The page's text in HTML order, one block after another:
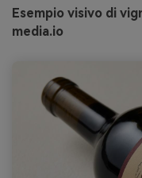
Esempio visivo di
media.io